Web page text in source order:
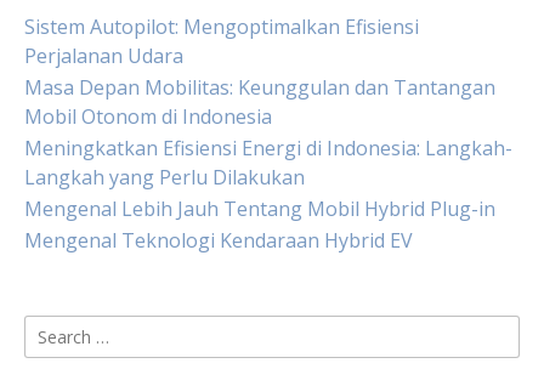
Sistem Autopilot: Mengoptimalkan Efisiensi
Perjalanan Udara
Masa Depan Mobilitas: Keunggulan dan Tantangan
Mobil Otonom di Indonesia
Meningkatkan Efisiensi Energi di Indonesia: Langkah-
Langkah yang Perlu Dilakukan
Mengenal Lebih Jauh Tentang Mobil Hybrid Plug-in
Mengenal Teknologi Kendaraan Hybrid EV
Search
for: